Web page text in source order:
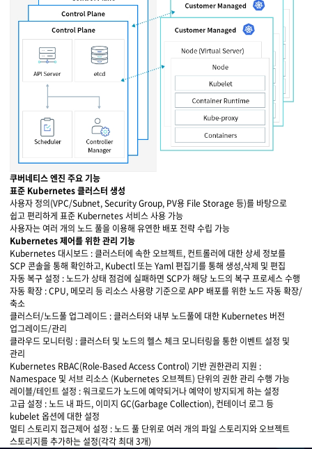
Control Plane ↔ Customer Managed
API Server ↔ Scheduler
etcd
API Server, Scheduler → Controller Manager
Customer Managed
Node (VM)
Node
Kubelet
Container Runtime
Kube-proxy
Containers
쿠버네티스 엔진 주요 기능
표준 Kubernetes 클러스터 생성
사용자 정의(VPC/Subnet, Security Group, PV용 File Storage 등)를 바탕으로
쉽고 편리하게 표준 Kubernetes 서비스 사용 가능
사용자는 여러 개의 노드 풀을 이용해 유연한 배포 전략 수립 가능
Kubernetes 제어를 위한 관리 기능
Kubernetes 대시보드 : 클러스터에 속한 오브젝트, 컨트롤러에 대한 상세 정보를
SCP 콘솔을 통해 확인하고, Kubectl 또는 Yaml 편집기를 통해 생성,삭제 및 편집
자동 복구 설정 : 노드가 상태 점검에 실패하면 SCP가 해당 노드의 복구 프로세스 수행
자동 확장 : CPU, 메모리 등 리소스 사용량 기준으로 APP 배포를 위한 노드 자동 확장/
축소
클러스터/노드풀 업그레이드 : 클러스터와 내부 노드풀에 대한 Kubernetes 버전
업그레이드/관리
클라우드 모니터링 : 클러스터 및 노드의 헬스 체크 모니터링을 통한 이벤트 설정 및
관리
Kubernetes RBAC(Role-Based Access Control) 기반 권한관리 지원 :
Namespace 및 서브 리소스 (Kubernetes 오브젝트) 단위의 권한 관리 수행 가능
레이블/테인트 설정 : 워크로드가 노드에 예약되거나 예약이 방지되게 하는 설정
고급 설정 : 노드 내 파드, 이미지 GC(Garbage Collection), 컨테이너 로그 등
kubelet 옵션에 대한 설정
멀티 스토리지 접근제어 설정 : 노드 풀 단위로 여러 개의 파일 스토리지와 오브젝트
스토리지를 추가하는 설정(각각 최대 3개)